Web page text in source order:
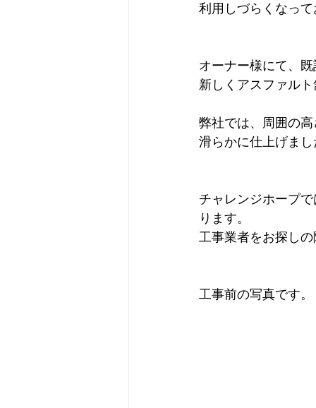
利用しづらくなっ
オーナー様にて、
新しくアスファル
弊社では、周囲の
滑らかに仕上げま
チャレンジホープ
ります。
工事業者をお探し
工事前の写真です。